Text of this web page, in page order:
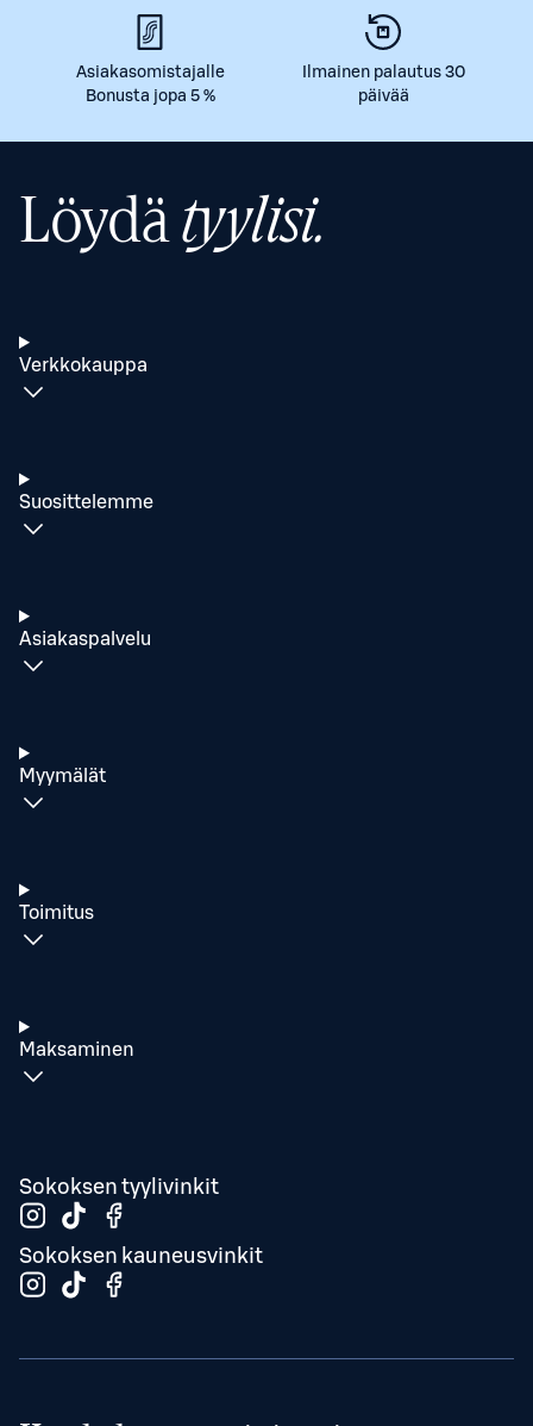
Asiakasomistajalle
Bonusta jopa 5 %
Ilmainen palautus 30
päivää
Löydätyylisi.
Verkkokauppa
Suosittelemme
Asiakaspalvelu
Myymälät
Toimitus
Maksaminen
Sokoksen tyylivinkit
Sokoksen kauneusvinkit